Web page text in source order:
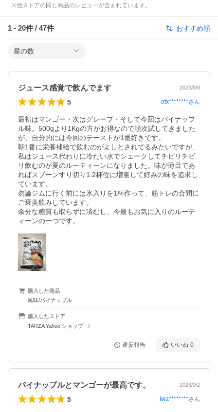
※他ストアの同じ商品のレビューが含まれています。
1 - 20件 / 47件 おすすめ順
星の数
ジュース感覚で飲んでます 2023/8/8
5 otx********さん
最初はマンゴー・次はグレープ・そして今回はパイナップ
ル味。500gより1Kgの方がお得なので順次試してきました
が、自分的には今回のテーストが1番好きです。
朝1番に栄養補給で飲むのがよしとされてるみたいですが、
私はジュース代わりに冷たい水でシェークしてチビリチビ
リ飲むのが夏のルーティーンになりました。味が薄目であ
ればスプーンすり切り1.2杯位に増量して好みの味を追求し
ています。
勿論ジムに行く前には氷入りを1杯作って、筋トレの合間に
ご褒美飲みしています。
余分な糖質も取らずに済むし、今最もお気に入りのルーテ
購入した商品
風味/パイナップル
購入したストア
TARZA Yahoo!ショップ
違反報告 いいね 0
パイナップルとマンゴーが最高です。 2023/9/2
5 iwa********さん